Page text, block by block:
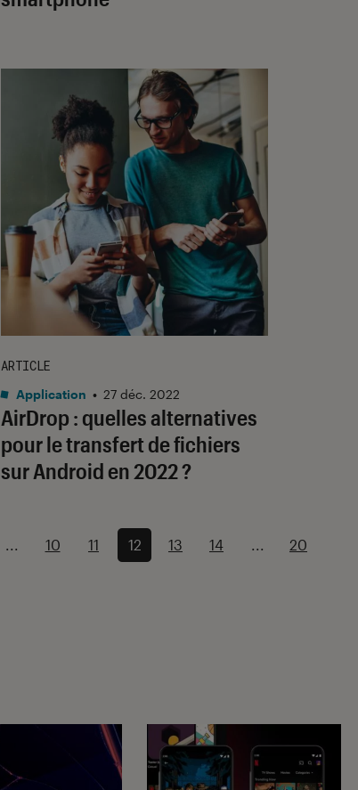
AirDrop : quelles alternatives
pour le transfert de fichiers
sur Android en 2022 ?
ARTICLE
Application • 27 déc. 2022
... 10 11 12 13 14 ... 20